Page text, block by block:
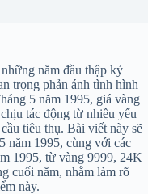
năm đầu thập kỷ
trọng phản ánh tình hình
5 năm 1995, giá vàng
tác động từ nhiều yếu
tiêu thụ. Bài viết này sẽ
năm 1995, cùng với các
1995, từ vàng 9999, 24K
cuối năm, nhằm làm rõ
này.